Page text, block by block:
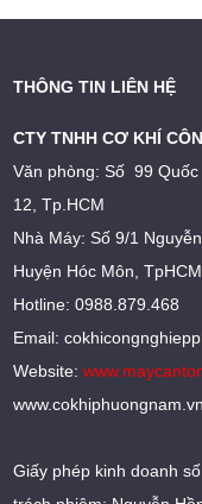
THÔNG TIN LIÊN HỆ
CTY TNHH CƠ KHÍ
Văn phòng: Số 99 Quốc
12, Tp.HCM
Nhà Máy: Số 9/1
Huyện Hóc Môn, TpHCM
Hotline: 0988.879.468
Email:
Website:
www.cokhiphuongnam.vn
Giấy phép kinh doanh